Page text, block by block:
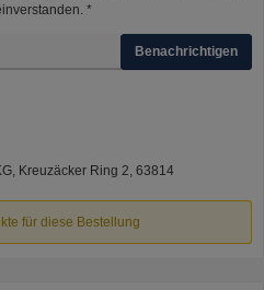
*
Benachrichtigen
Kreuzäcker Ring 2, 63814
für diese Bestellung